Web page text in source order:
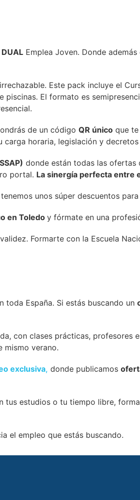
DUAL Emplea Joven. Donde
Este pack incluye el
El formato es
de un código QR único que
horaria, legislación y
donde están todas las ofertas
portal. La sinergía perfecta entre
unos súper descuentos
en Toledoy fórmate en una
Formarte con la Escuela
toda España. Si estás buscando un
con clases prácticas, profesores
mismo verano.
exclusiva, donde publicamos
estudios o tu tiempo libre,
el empleo que estás buscando.